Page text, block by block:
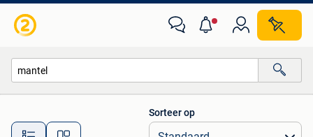
Alle afstanden…
Sorteer op